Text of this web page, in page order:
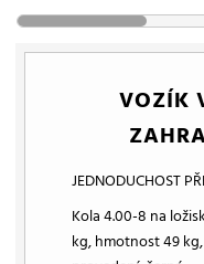
VOZÍK
JEDNODUCHOST
Kola 4.00-8 na
kg, hmotnost 49